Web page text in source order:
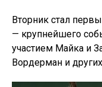
Вторник стал
— крупнейшего
участием Майка и
Вордерман и